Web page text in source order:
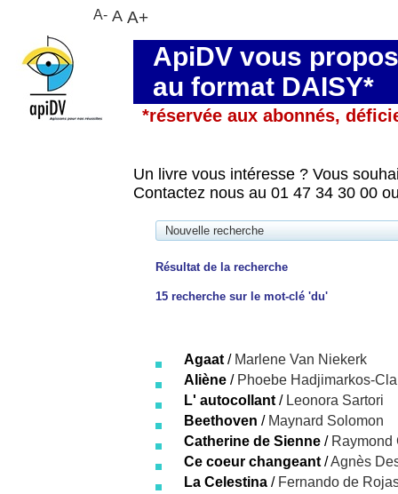
ApiDV vous
au format DAISY*
*réservée aux abonnés,
Un livre vous intéresse ? Vous
Contactez nous au 01 47 34 30 00
Nouvelle recherche
Résultat de la recherche
15 recherche sur le mot-clé 'du'
Agaat / Marlene Van Niekerk
Aliène / Phoebe Hadjimarkos-
L' autocollant / Leonora Sartori
Beethoven / Maynard Solomon
Catherine de Sienne / Raymond
Ce coeur changeant /Agnès
La Celestina / Fernando de
A- A A+